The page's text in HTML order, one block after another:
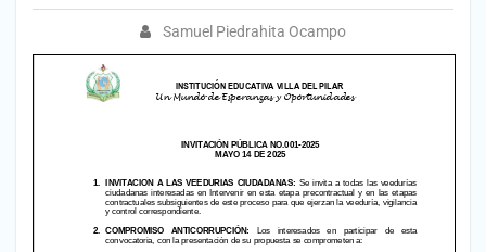
Samuel Piedrahita Ocampo